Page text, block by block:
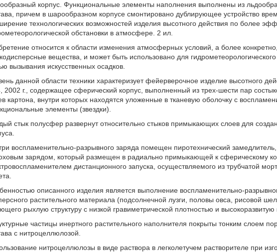
корпус. Функциональные элементы наполнения выполнены из
причем в шарообразном корпусе смонтировано дублирующее устройство
технологических возможностей изделия высотного действия по более
обстановки в атмосфере. 2 ил.
относится к области изменения атмосферных условий, а более
вещества, и может быть использовано для
вызывания искусственных осадков.
данной области техники характеризует фейерверочное изделие высотного
2002 г., содержащее сферический корпус, выполненный из трех-шести пар
картона, внутри которых находятся уложенные в тканевую оболочку с
элементы (звездки).
стык полусфер развернут относительно стыков примыкающих слоев для
воспламенительно-разрывного заряда помещен пиротехнический
зарядом, который размещен в радиально примыкающей к сферическому
дистанционного запуска, осуществляемого из трубчатой
описанного изделия является выполнение воспламенительно-
растительного материала (подсолнечной лузги, половы овса, рисовой
рыхлую структуру с низкой гравиметрической плотностью и высокоразвитую
частицы инертного растительного наполнителя покрыты тонким слоем
с нитроцеллюлозой.
нитроцеллюлозы в виде раствора в легколетучем растворителе при